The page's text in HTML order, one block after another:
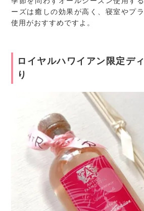
ーズは癒しの効果が高く、寝室やプ
使用がおすすめですよ。
ロイヤルハワイアン限定デ
り